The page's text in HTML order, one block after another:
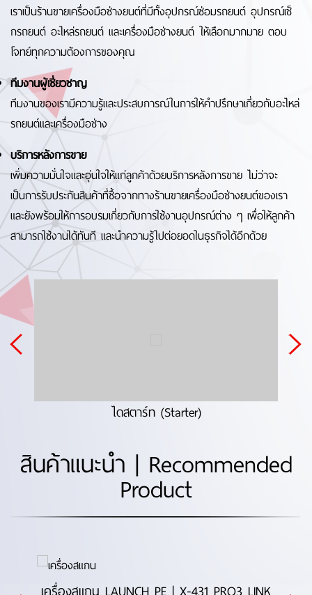
เราเป็นร้านขายเครื่องมือช่างยนต์ที่มีทั้งอุปกรณ์ซ่อมรถยนต์ อุปกรณ์เช็
กรถยนต์ อะไหล่รถยนต์ และเครื่องมือช่างยนต์ ให้เลือกมากมาย ตอบ
โจทย์ทุกความต้องการของคุณ
ทีมงานผู้เชี่ยวชาญ
ทีมงานของเรามีความรู้และประสบการณ์ในการให้คำปรึกษาเกี่ยวกับอะไหล่
รถยนต์และเครื่องมือช่าง
บริการหลังการขาย
เพิ่มความมั่นใจและอุ่นใจให้แก่ลูกค้าด้วยบริการหลังการขาย ไม่ว่าจะ
เป็นการรับประกันสินค้าที่ซื้อจากทางร้านขายเครื่องมือช่างยนต์ของเรา
และยังพร้อมให้การอบรมเกี่ยวกับการใช้งานอุปกรณ์ต่าง ๆ เพื่อให้ลูกค้า
สามารถใช้งานได้ทันที และนำความรู้ไปต่อยอดในธุรกิจได้อีกด้วย
ไดสตาร์ท (Starter)
สินค้าแนะนำ | Recommended
Product